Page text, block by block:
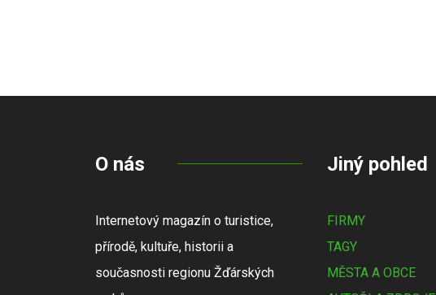
O nás
Internetový magazín o turistice,
přírodě, kultuře, historii a
současnosti regionu Žďárských
Jiný pohled
FIRMY
TAGY
MĚSTA A OBCE